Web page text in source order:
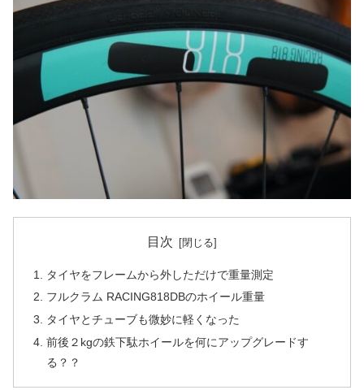
目次
タイヤをフレームから外しただけで重量測定
フルクラム RACING818DBのホイール重量
タイヤとチューブも微妙に軽くなった
前後２kgの鉄下駄ホイールを何にアップグレードす
る？？